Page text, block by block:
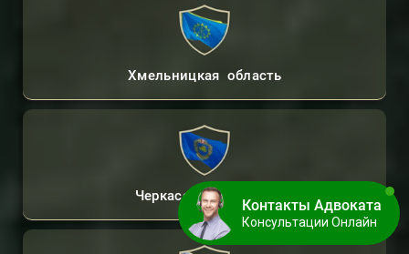
Хмельницкая область
Черкасская область
Контакты Адвоката
Консультации Онлайн